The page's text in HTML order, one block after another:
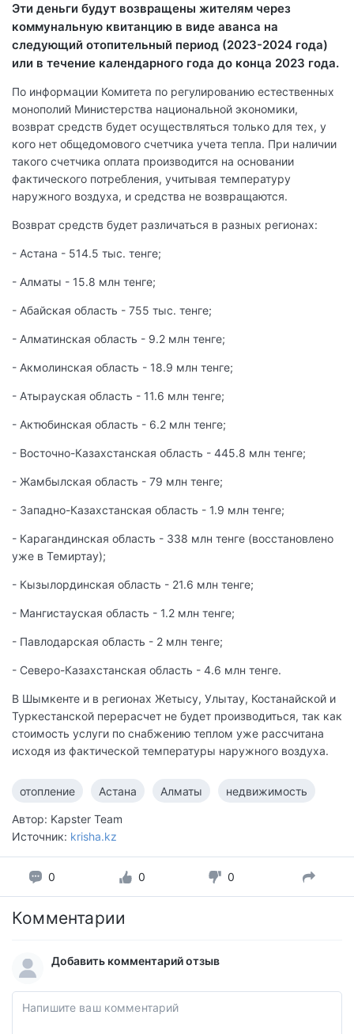
Эти деньги будут возвращены жителям через
коммунальную квитанцию в виде аванса на
следующий отопительный период (2023-2024 года)
или в течение календарного года до конца 2023 года.
По информации Комитета по регулированию естественных
монополий Министерства национальной экономики,
возврат средств будет осуществляться только для тех, у
кого нет общедомового счетчика учета тепла. При наличии
такого счетчика оплата производится на основании
фактического потребления, учитывая температуру
наружного воздуха, и средства не возвращаются.
Возврат средств будет различаться в разных регионах:
- Астана - 514.5 тыс. тенге;
- Алматы - 15.8 млн тенге;
- Абайская область - 755 тыс. тенге;
- Алматинская область - 9.2 млн тенге;
- Акмолинская область - 18.9 млн тенге;
- Атырауская область - 11.6 млн тенге;
- Актюбинская область - 6.2 млн тенге;
- Восточно-Казахстанская область - 445.8 млн тенге;
- Жамбылская область - 79 млн тенге;
- Западно-Казахстанская область - 1.9 млн тенге;
- Карагандинская область - 338 млн тенге (восстановлено
уже в Темиртау);
- Кызылординская область - 21.6 млн тенге;
- Мангистауская область - 1.2 млн тенге;
- Павлодарская область - 2 млн тенге;
- Северо-Казахстанская область - 4.6 млн тенге.
В Шымкенте и в регионах Жетысу, Улытау, Костанайской и
Туркестанской перерасчет не будет производиться, так как
стоимость услуги по снабжению теплом уже рассчитана
исходя из фактической температуры наружного воздуха.
отопление Астана Алматы недвижимость
Автор: Kapster Team
Источник: krisha.kz
0 0 0
Комментарии
Добавить комментарий отзыв